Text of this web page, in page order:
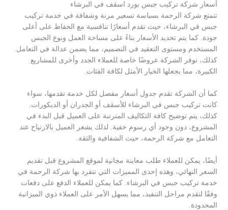
أسعار شركة تركيب جبس بورد اسقف في البرشاء
تتمتع شركة الرحمة بسياسة تسعير مرنة وشفافة في خدمة تركيب
جبس في البرشاء، حيث تقدم أسعارًا تنافسية مع الحفاظ على أعلى
جودة. كما يتم تحديد الأسعار بناءً على مساحة العمل ونوع الجبس
المستخدم ومستوى التعقيد في التصميم، مما يضمن عدالة في التعامل.
كذلك، توفر الشركة عروضًا خاصة للعملاء الجدد وأخرى للمشاريع
الكبيرة، مما يجعلها الخيار الأمثل لكافة الفئات.
كما أن الشركة تقدم جدول أسعار مفصل لكل خدمة تقدمها، سواء
كانت تركيب جبس في البرشاء للأسقف أو الجدران أو الديكورات.
كذلك، يتم توضيح كافة التكاليف المترتبة على العميل قبل البدء في
المشروع، دون وجود أي رسوم خفية. لذلك يشعر العميل بالارتياح عند
التعامل مع شركة الرحمة، حيث الشفافية والثقة.
أيضًا، يمكن للعملاء طلب معاينة مجانية لموقع المشروع قبل تقديم
السعر النهائي، وهذه إحدى المميزات التي تنفرد بها شركة الرحمة في
خدمة تركيب جبس في البرشاء. كما يمكن للعملاء الدفع على دفعات
وفقًا لتقدم مراحل التنفيذ، مما يسهل الأمر على العملاء ذوي الميزانية
المحدودة.